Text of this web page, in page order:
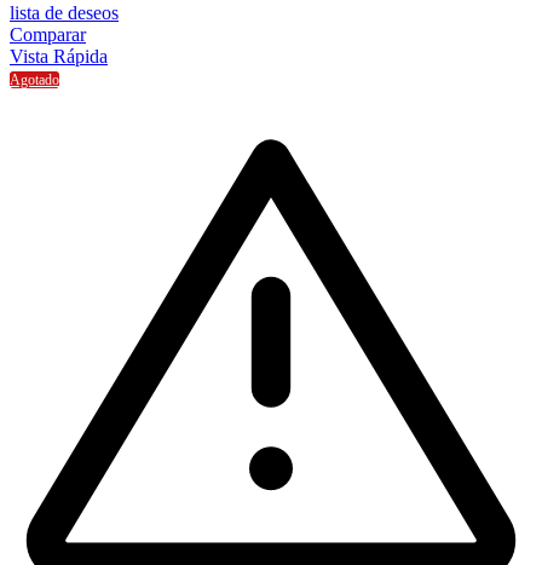
lista de deseos
Comparar
Vista Rápida
Agotado